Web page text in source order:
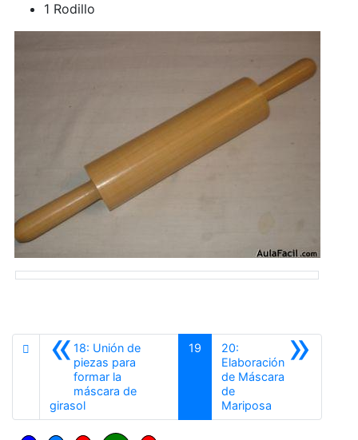
1 Rodillo
«18: Unión de
piezas para
formar la
máscara de
girasolAnterior
19 »
20:
Elaboración
de Máscara
de
MariposaSiguiente